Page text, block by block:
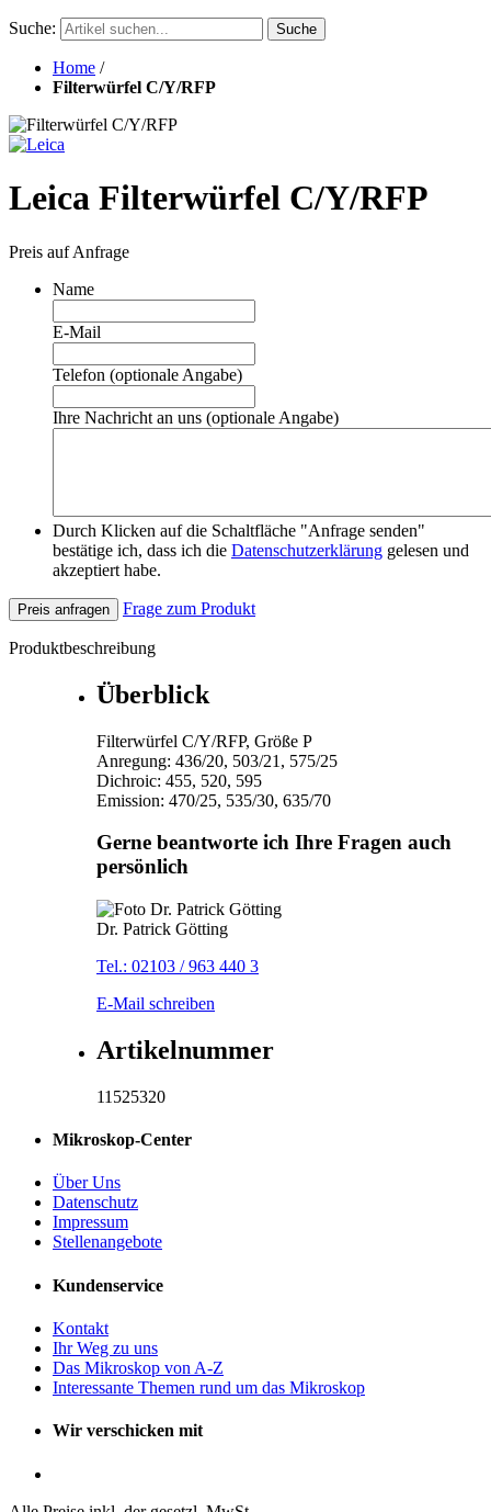
Suche: Suche
Home /
Filterwürfel C/Y/RFP
Leica Filterwürfel C/Y/RFP
Preis auf Anfrage
Name
E-Mail
Telefon (optionale Angabe)
Ihre Nachricht an uns (optionale Angabe)
Durch Klicken auf die Schaltfläche "Anfrage senden"
bestätige ich, dass ich die Datenschutzerklärung gelesen und
akzeptiert habe.
Preis anfragen Frage zum Produkt
Produktbeschreibung
Überblick
Filterwürfel C/Y/RFP, Größe P
Anregung: 436/20, 503/21, 575/25
Dichroic: 455, 520, 595
Emission: 470/25, 535/30, 635/70
Gerne beantworte ich Ihre Fragen auch
persönlich
Dr. Patrick Götting
Tel.: 02103 / 963 440 3
E-Mail schreiben
Artikelnummer
11525320
Mikroskop-Center
Über Uns
Datenschutz
Impressum
Stellenangebote
Kundenservice
Kontakt
Ihr Weg zu uns
Das Mikroskop von A-Z
Interessante Themen rund um das Mikroskop
Wir verschicken mit